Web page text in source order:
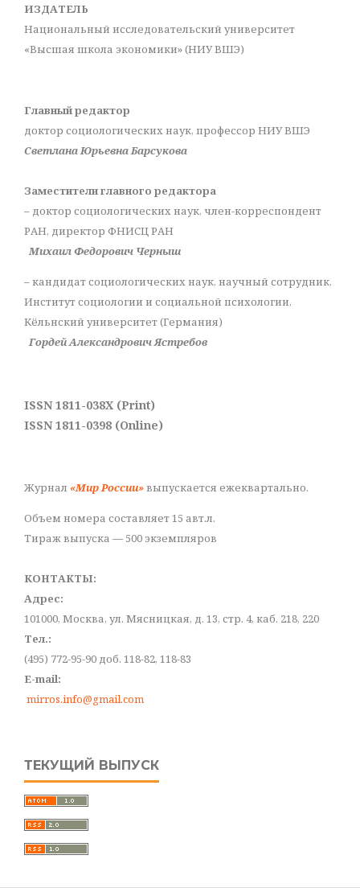
ИЗДАТЕЛЬ
Национальный исследовательский университет
«Высшая школа экономики» (НИУ ВШЭ)
Главный редактор
доктор социологических наук, профессор НИУ ВШЭ
Светлана Юрьевна Барсукова
Заместители главного редактора
– доктор социологических наук, член-корреспондент
РАН, директор ФНИСЦ РАН
Михаил Федорович Черныш
– кандидат социологических наук, научный сотрудник,
Институт социологии и социальной психологии,
Кёльнский университет (Германия)
Гордей Александрович Ястребов
ISSN 1811-038X (Print)
ISSN 1811-0398 (Online)
Журнал «Мир России»выпускается ежеквартально.
Объем номера составляет 15 авт.л.
Тираж выпуска — 500 экземпляров
КОНТАКТЫ:
Адрес:
101000, Москва, ул. Мясницкая, д. 13, стр. 4, каб. 218, 220
Тел.:
(495) 772-95-90 доб. 118-82, 118-83
E-mail:
mirros.info@gmail.com
ТЕКУЩИЙ ВЫПУСК